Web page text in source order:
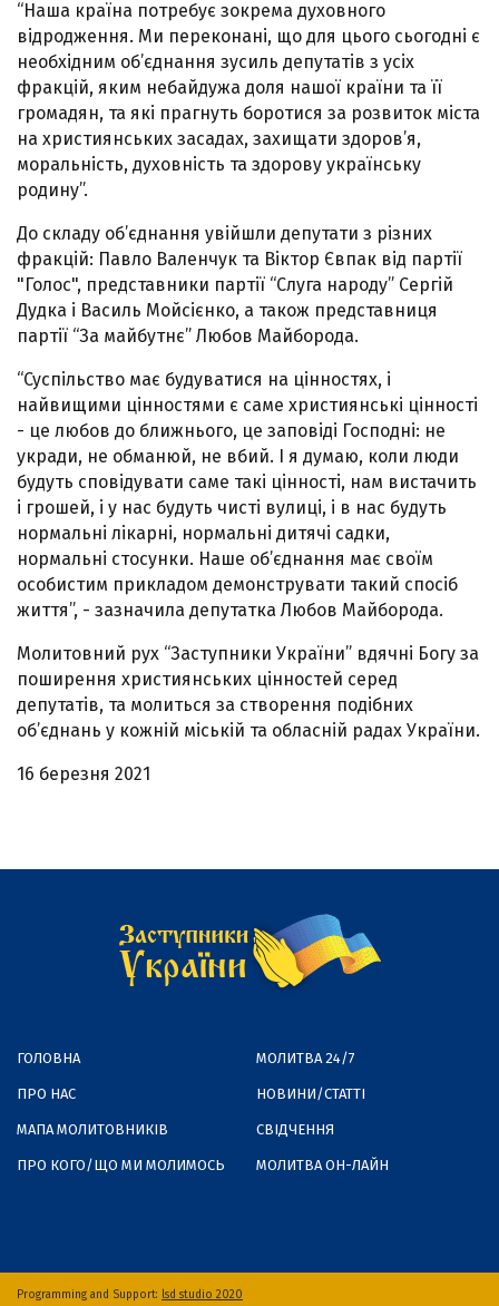
“Наша країна потребує зокрема духовного
відродження. Ми переконані, що для цього сьогодні є
необхідним об’єднання зусиль депутатів з усіх
фракцій, яким небайдужа доля нашої країни та її
громадян, та які прагнуть боротися за розвиток міста
на християнських засадах, захищати здоров’я,
моральність, духовність та здорову українську
родину”.
До складу об’єднання увійшли депутати з різних
фракцій: Павло Валенчук та Віктор Євпак від партії
"Голос", представники партії “Слуга народу” Сергій
Дудка і Василь Мойсієнко, а також представниця
партії “За майбутнє” Любов Майборода.
“Суспільство має будуватися на цінностях, і
найвищими цінностями є саме християнські цінності
- це любов до ближнього, це заповіді Господні: не
укради, не обманюй, не вбий. І я думаю, коли люди
будуть сповідувати саме такі цінності, нам вистачить
і грошей, і у нас будуть чисті вулиці, і в нас будуть
нормальні лікарні, нормальні дитячі садки,
нормальні стосунки. Наше об’єднання має своїм
особистим прикладом демонструвати такий спосіб
життя”, - зазначила депутатка Любов Майборода.
Молитовний рух “Заступники України” вдячні Богу за
поширення християнських цінностей серед
депутатів, та молиться за створення подібних
об’єднань у кожній міській та обласній радах України.
16 березня 2021
ГОЛОВНА
ПРО НАС
МАПА МОЛИТОВНИКІВ
ПРО КОГО/ЩО МИ МОЛИМОСЬ
МОЛИТВА 24/7
НОВИНИ/СТАТТІ
СВІДЧЕННЯ
МОЛИТВА ОН-ЛАЙН
Programming and Support: lsd studio 2020